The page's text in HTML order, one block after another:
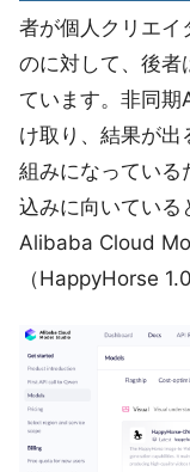
者が個人クリエイ
のに対して、後者
ています。非同期
け取り、結果が
組みになっている
込みに向いている
Alibaba Cloud
（HappyHorse